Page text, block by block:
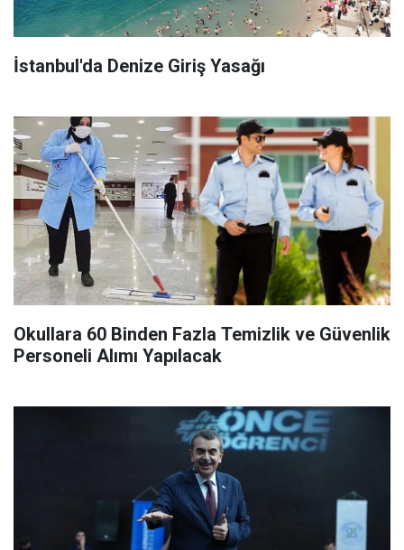
İstanbul'da Denize Giriş Yasağı
Okullara 60 Binden Fazla Temizlik ve Güvenlik
Personeli Alımı Yapılacak